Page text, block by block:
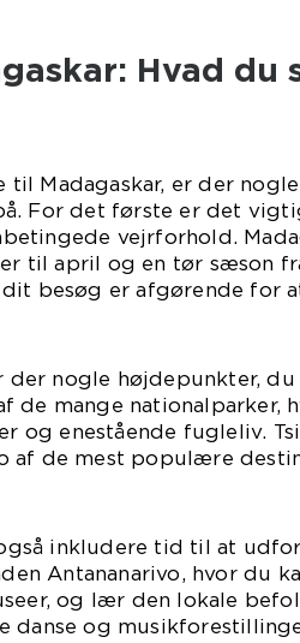
Hvad du
Madagaskar, er der
For det første er det
vejrforhold.
til april og en tør sæson
besøg er afgørende for
der nogle højdepunkter,
de mange nationalparker,
og enestående fugleliv.
af de mest populære
inkludere tid til at
Antananarivo, hvor du
og lær den lokale
danse og